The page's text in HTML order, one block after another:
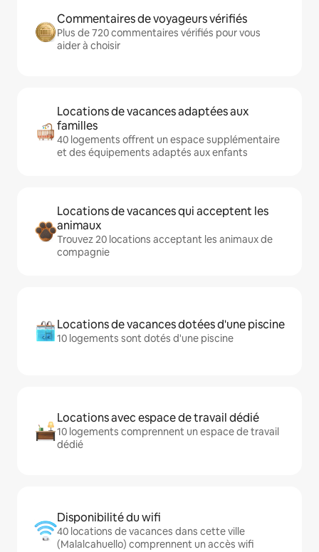
Commentaires de voyageurs vérifiés
Plus de 720 commentaires vérifiés pour vous
aider à choisir
Locations de vacances adaptées aux
familles
40 logements offrent un espace supplémentaire
et des équipements adaptés aux enfants
Locations de vacances qui acceptent les
animaux
Trouvez 20 locations acceptant les animaux de
compagnie
Locations de vacances dotées d'une piscine
10 logements sont dotés d'une piscine
Locations avec espace de travail dédié
10 logements comprennent un espace de travail
dédié
Disponibilité du wifi
40 locations de vacances dans cette ville
(Malalcahuello) comprennent un accès wifi